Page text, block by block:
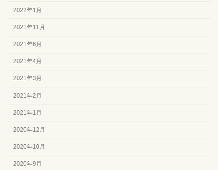
2022年1月
2021年11月
2021年6月
2021年4月
2021年3月
2021年2月
2021年1月
2020年12月
2020年10月
2020年9月